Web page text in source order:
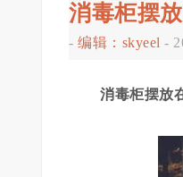
消毒柜摆
- 编辑：skyeel -
消毒柜摆放